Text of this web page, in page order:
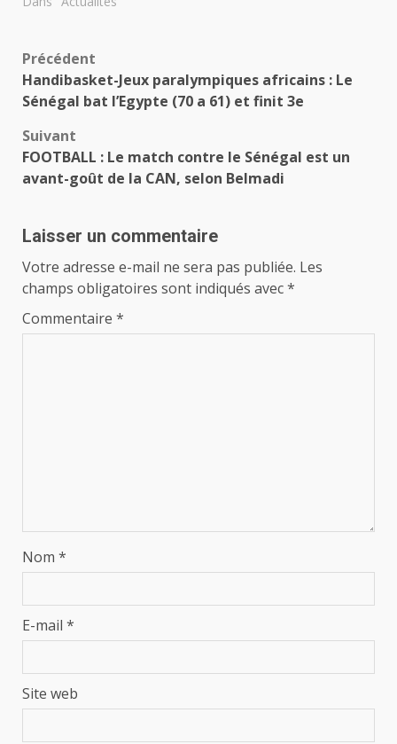
Navigation
d’article
Précédent
Handibasket-Jeux paralympiques africains : Le
Sénégal bat l’Egypte (70 a 61) et finit 3e
Suivant
FOOTBALL : Le match contre le Sénégal est un
avant-goût de la CAN, selon Belmadi
Laisser un commentaire
Votre adresse e-mail ne sera pas publiée. Les
champs obligatoires sont indiqués avec*
Commentaire *
Nom *
E-mail *
Site web